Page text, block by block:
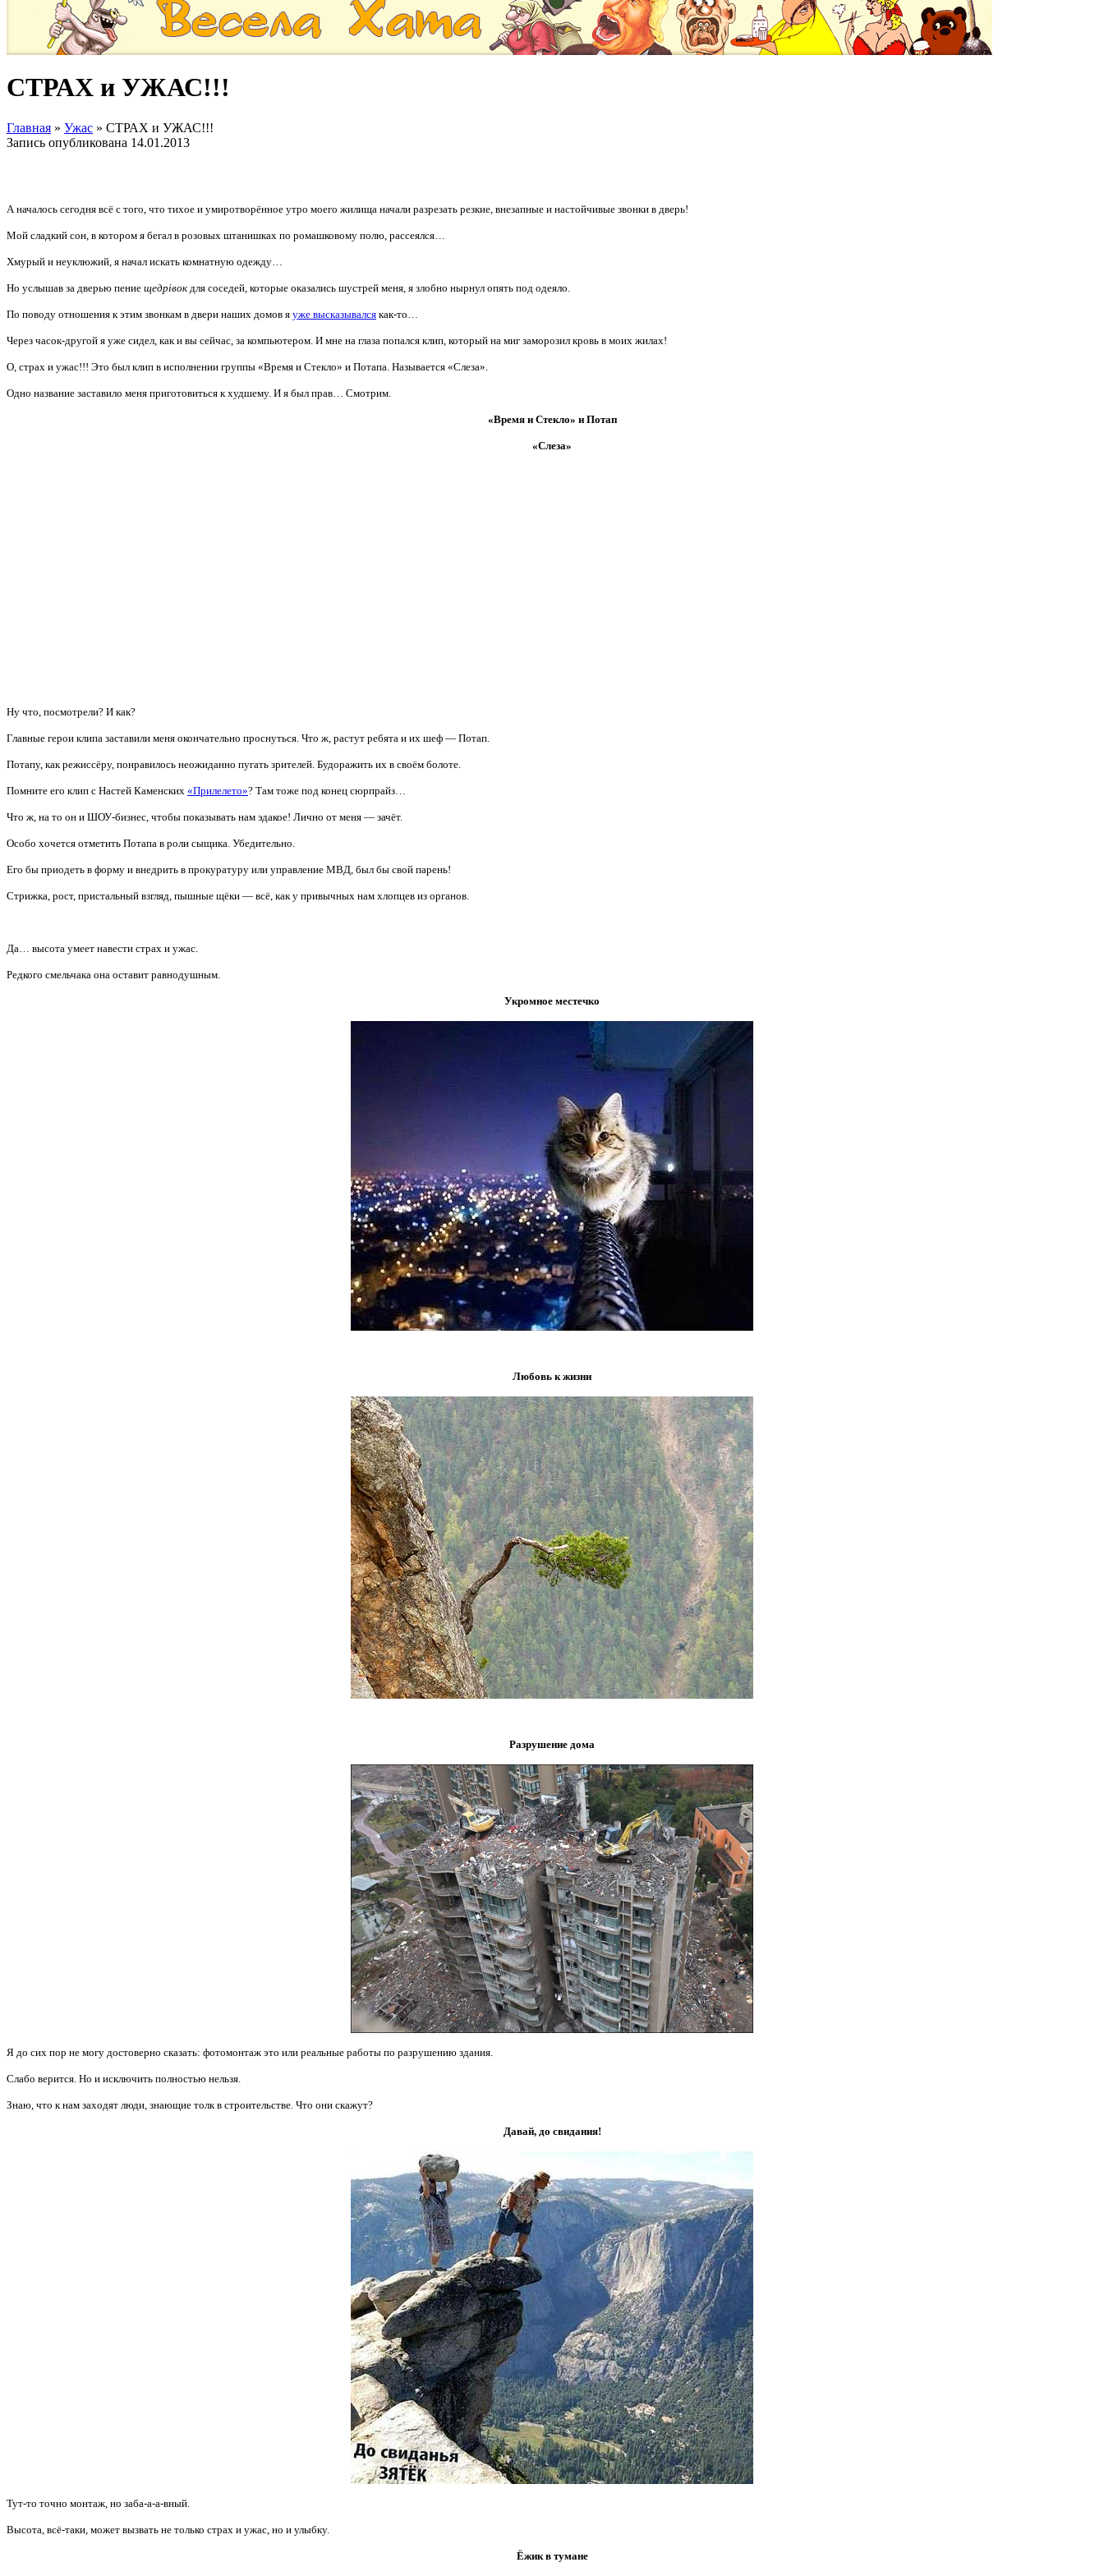
СТРАХ и УЖАС!!!
Главная » Ужас » СТРАХ и УЖАС!!!
Запись опубликована 14.01.2013
А началось сегодня всё с того, что тихое и умиротворённое утро моего жилища начали разрезать резкие, внезапные и настойчивые звонки в дверь!
Мой сладкий сон, в котором я бегал в розовых штанишках по ромашковому полю, рассеялся…
Хмурый и неуклюжий, я начал искать комнатную одежду…
Но услышав за дверью пение щедрівок для соседей, которые оказались шустрей меня, я злобно нырнул опять под одеяло.
По поводу отношения к этим звонкам в двери наших домов я уже высказывался как-то…
Через часок-другой я уже сидел, как и вы сейчас, за компьютером. И мне на глаза попался клип, который на миг заморозил кровь в моих жилах!
О, страх и ужас!!! Это был клип в исполнении группы «Время и Стекло» и Потапа. Называется «Слеза».
Одно название заставило меня приготовиться к худшему. И я был прав… Смотрим.
«Время и Стекло» и Потап
«Слеза»
Ну что, посмотрели? И как?
Главные герои клипа заставили меня окончательно проснуться. Что ж, растут ребята и их шеф — Потап.
Потапу, как режиссёру, понравилось неожиданно пугать зрителей. Будоражить их в своём болоте.
Помните его клип с Настей Каменских «Прилелето»? Там тоже под конец сюрпрайз…
Что ж, на то он и ШОУ-бизнес, чтобы показывать нам эдакое! Лично от меня — зачёт.
Особо хочется отметить Потапа в роли сыщика. Убедительно.
Его бы приодеть в форму и внедрить в прокуратуру или управление МВД, был бы свой парень!
Стрижка, рост, пристальный взгляд, пышные щёки — всё, как у привычных нам хлопцев из органов.
Да… высота умеет навести страх и ужас.
Редкого смельчака она оставит равнодушным.
Укромное местечко
Любовь к жизни
Разрушение дома
Я до сих пор не могу достоверно сказать: фотомонтаж это или реальные работы по разрушению здания.
Слабо верится. Но и исключить полностью нельзя.
Знаю, что к нам заходят люди, знающие толк в строительстве. Что они скажут?
Давай, до свидания!
Тут-то точно монтаж, но заба-а-а-вный.
Высота, всё-таки, может вызвать не только страх и ужас, но и улыбку.
Ёжик в тумане